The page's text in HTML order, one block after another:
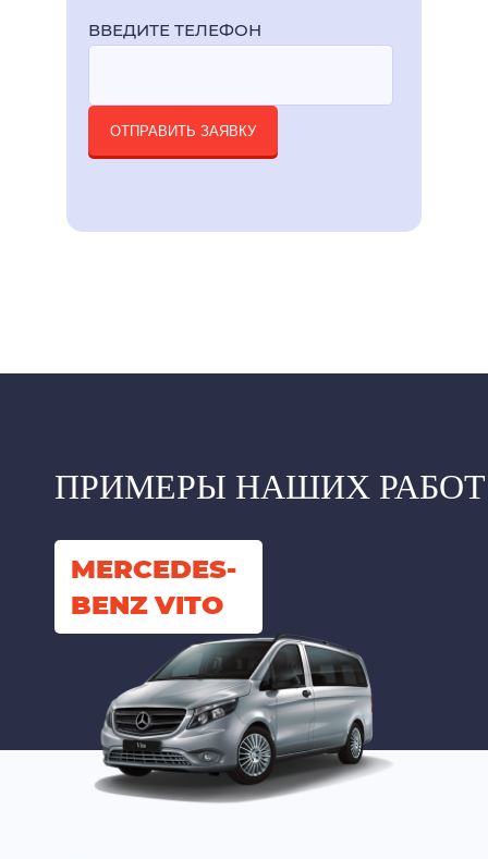
ВВЕДИТЕ ТЕЛЕФОН
ОТПРАВИТЬ ЗАЯВКУ
ПРИМЕРЫ НАШИХ РАБОТ
MERCEDES-
BENZ VITO